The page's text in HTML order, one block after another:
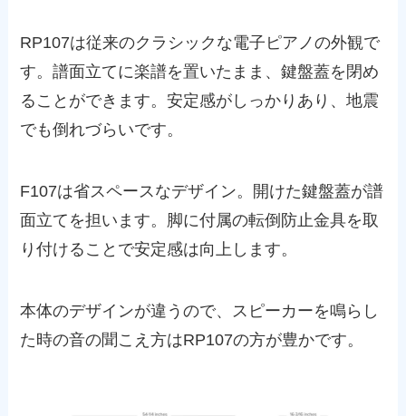
RP107は従来のクラシックな電子ピアノの外観で
す。譜面立てに楽譜を置いたまま、鍵盤蓋を閉め
ることができます。安定感がしっかりあり、地震
でも倒れづらいです。
F107は省スペースなデザイン。開けた鍵盤蓋が譜
面立てを担います。脚に付属の転倒防止金具を取
り付けることで安定感は向上します。
本体のデザインが違うので、スピーカーを鳴らし
た時の音の聞こえ方はRP107の方が豊かです。